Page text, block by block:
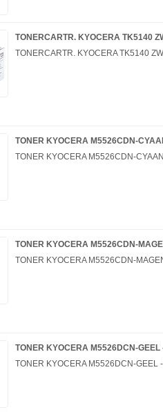
TONERCARTR. KYOCERA TK5140
TONERCARTR. KYOCERA TK5140
TONER KYOCERA M5526CDN-
TONER KYOCERA M5526CDN-
TONER KYOCERA M5526CDN-
TONER KYOCERA M5526CDN-
TONER KYOCERA M5526DCN-GEEL
TONER KYOCERA M5526DCN-GEEL